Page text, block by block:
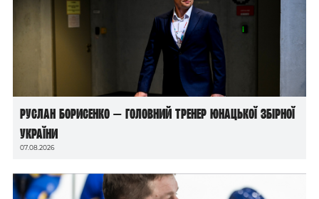
Руслан Борисенко — головний тренер юнацької збірної
України
07.08.2026